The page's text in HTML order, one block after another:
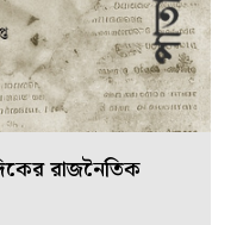
রাজনৈতিক